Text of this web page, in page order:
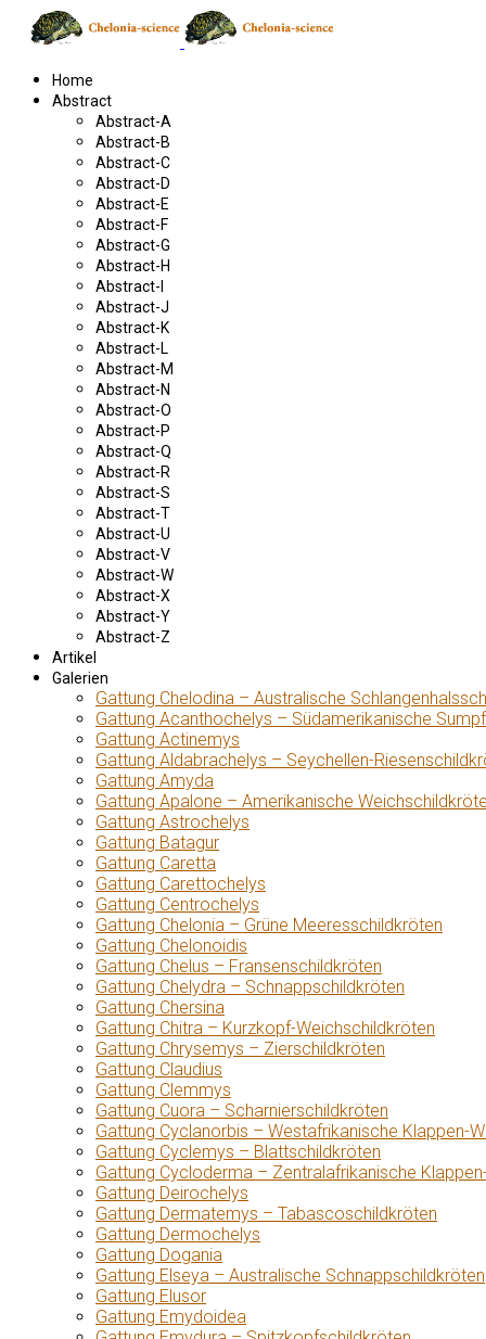
Home
Abstract
Abstract-A
Abstract-B
Abstract-C
Abstract-D
Abstract-E
Abstract-F
Abstract-G
Abstract-H
Abstract-I
Abstract-J
Abstract-K
Abstract-L
Abstract-M
Abstract-N
Abstract-O
Abstract-P
Abstract-Q
Abstract-R
Abstract-S
Abstract-T
Abstract-U
Abstract-V
Abstract-W
Abstract-X
Abstract-Y
Abstract-Z
Artikel
Galerien
Gattung Chelodina – Australische
Gattung Acanthochelys – Südamerikanische
Gattung Actinemys
Gattung Aldabrachelys – Seychellen-
Gattung Amyda
Gattung Apalone – Amerikanische
Gattung Astrochelys
Gattung Batagur
Gattung Caretta
Gattung Carettochelys
Gattung Centrochelys
Gattung Chelonia – Grüne Meeresschildkröten
Gattung Chelonoidis
Gattung Chelus – Fransenschildkröten
Gattung Chelydra – Schnappschildkröten
Gattung Chersina
Gattung Chitra – Kurzkopf-Weichschildkröten
Gattung Chrysemys – Zierschildkröten
Gattung Claudius
Gattung Clemmys
Gattung Cuora – Scharnierschildkröten
Gattung Cyclanorbis – Westafrikanische Klappen-
Gattung Cyclemys – Blattschildkröten
Gattung Cycloderma – Zentralafrikanische
Gattung Deirochelys
Gattung Dermatemys – Tabascoschildkröten
Gattung Dermochelys
Gattung Dogania
Gattung Elseya – Australische Schnappschildkröten
Gattung Elusor
Gattung Emydoidea